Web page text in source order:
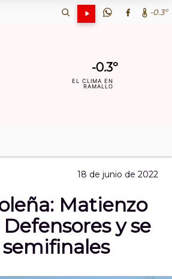
-0.3º
-0.3º
EL CLIMA EN
RAMALLO
18 de junio de 2022
Matienzo
y se